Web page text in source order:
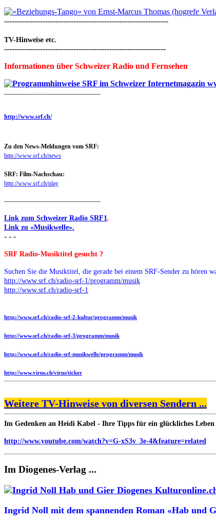
----------------------------------------------------------------
TV-Hinweise etc.
---------------------------------------------------------------
Informationen über Schweizer Radio und Fernsehen
-----------------------------------------------
http://www.srf.ch/
Zu den News-Meldungen vom SRF:
http://www.srf.ch/news
SRF: Film-Nachschau:
http://www.srf.ch/play
-----------------------------------------------
Link zum Schweizer Radio SRF1.
Link zu «Musikwelle».
- - -
SRF Radio-Musiktitel gesucht ?
Suchen Sie die Musiktitel, die gerade bei einem SRF-Sender zu hören
http://www.srf.ch/radio-srf-1/programm/musik
http://www.srf.ch/radio-srf-1
http://www.srf.ch/radio-srf-2-kultur/programm/musik
http://www.srf.ch/radio-srf-3/programm/musik
http://www.srf.ch/radio-srf-musikwelle/programm/musik
http://www.virus.ch/virus/ticker
Weitere TV-Hinweise von diversen Sendern ...
Im Gedenken an Heidi Kabel - Ihre Tipps für ein glückliches Leben
http://www.youtube.com/watch?v=G-xS3v_3e-4&feature=related
Im Diogenes-Verlag ...
Ingrid Noll mit dem spannenden Roman «Hab und